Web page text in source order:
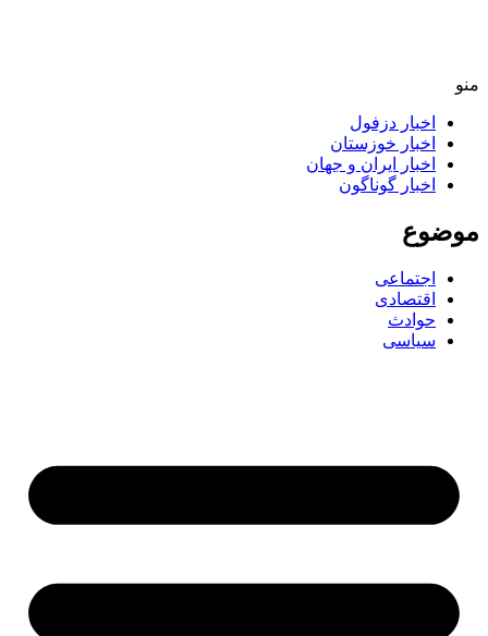
منو
اخبار دزفول
اخبار خوزستان
اخبار ایران و جهان
اخبار گوناگون
موضوع
اجتماعی
اقتصادی
حوادث
سیاسی